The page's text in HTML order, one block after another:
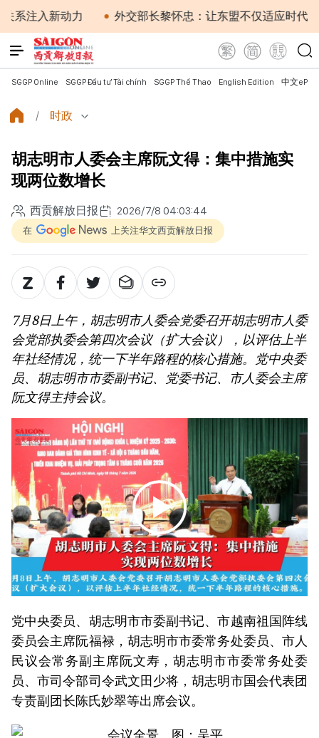
入新动力 外交部长黎怀忠：让东盟不仅适应时代，更
SGGP Online SGGP Đầu tư Tài chính SGGP Thể Thao English Edition 中文
时政
胡志明市人委会主席阮文得：集中措施实
现两位数增长
西贡解放日报 2026/7/8 04:03:44
在 上关注华文西贡解放日报
7月8日上午，胡志明市人委会党委召开胡志明市人委
会党部执委会第四次会议（扩大会议），以评估上半
年社经情况，统一下半年路程的核心措施。党中央委
员、胡志明市市委副书记、党委书记、市人委会主席
阮文得主持会议。
党中央委员、胡志明市市委副书记、市越南祖国阵线
委员会主席阮福禄，胡志明市市委常务处委员、市人
民议会常务副主席阮文寿，胡志明市市委常务处委
员、市司令部司令武文田少将，胡志明市国会代表团
专责副团长陈氏妙翠等出席会议。